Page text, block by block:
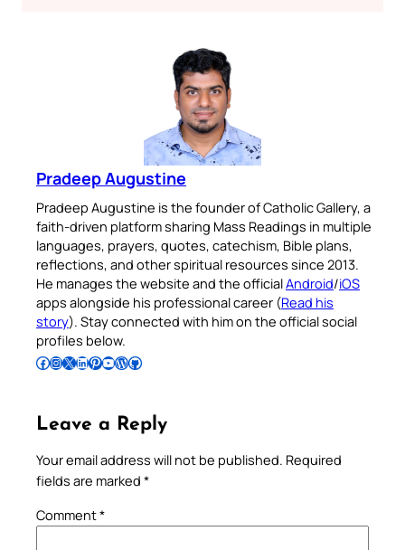
Pradeep Augustine
Pradeep Augustine is the founder of Catholic Gallery, a
faith-driven platform sharing Mass Readings in multiple
languages, prayers, quotes, catechism, Bible plans,
reflections, and other spiritual resources since 2013.
He manages the website and the officialAndroid/iOS
apps alongside his professional career (Read his
story). Stay connected with him on the official social
profiles below.
Follow Pradeep on Facebook Follow Pradeep on InstagramFollow Pradeep on X Follow Pradeep on LinkedIn Follow Pradeep on Pinterest Subscribe to Pradeep’s Youtube Channel Follow Pradeep on WordPress Follow Pradeep on GitHub
Leave a Reply
Your email address will not be published. Required
fields are marked *
Comment*